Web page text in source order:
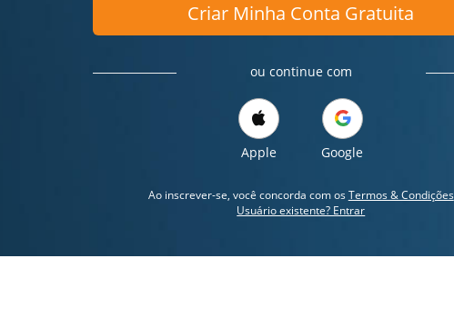
Criar Minha Conta Gratuita
ou continue com
Apple Google
Ao inscrever-se, você concorda com osTermos & Condições
Usuário existente? Entrar